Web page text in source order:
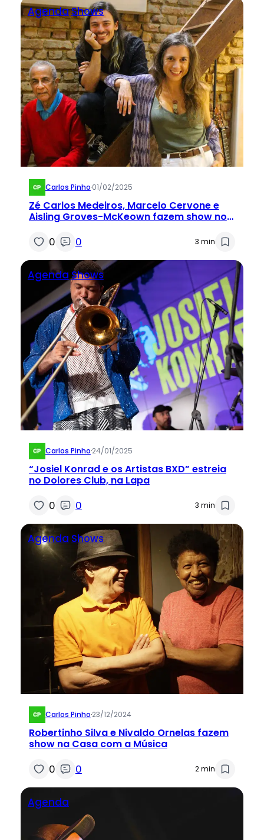
AgendaShows
Carlos Pinho·01/02/2025
Zé Carlos Medeiros, Marcelo Cervone e
Aisling Groves-McKeown fazem show no
0 0 3 min
Agenda Shows
Carlos Pinho·24/01/2025
“Josiel Konrad e os Artistas BXD” estreia
no Dolores Club, na Lapa
0 0 3 min
Agenda Shows
Carlos Pinho·23/12/2024
Robertinho Silva e Nivaldo Ornelas fazem
show na Casa com a Música
0 0 2 min
Agenda